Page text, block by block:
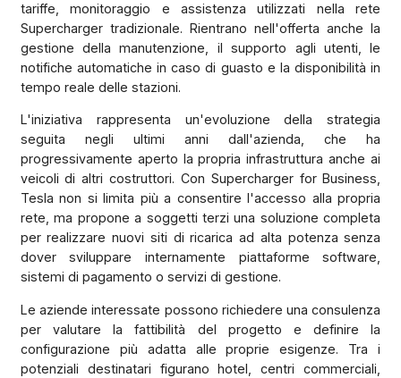
tariffe, monitoraggio e assistenza utilizzati nella rete
Supercharger tradizionale. Rientrano nell'offerta anche la
gestione della manutenzione, il supporto agli utenti, le
notifiche automatiche in caso di guasto e la disponibilità in
tempo reale delle stazioni.
L'iniziativa rappresenta un'evoluzione della strategia
seguita negli ultimi anni dall'azienda, che ha
progressivamente aperto la propria infrastruttura anche ai
veicoli di altri costruttori. Con Supercharger for Business,
Tesla non si limita più a consentire l'accesso alla propria
rete, ma propone a soggetti terzi una soluzione completa
per realizzare nuovi siti di ricarica ad alta potenza senza
dover sviluppare internamente piattaforme software,
sistemi di pagamento o servizi di gestione.
Le aziende interessate possono richiedere una consulenza
per valutare la fattibilità del progetto e definire la
configurazione più adatta alle proprie esigenze. Tra i
potenziali destinatari figurano hotel, centri commerciali,